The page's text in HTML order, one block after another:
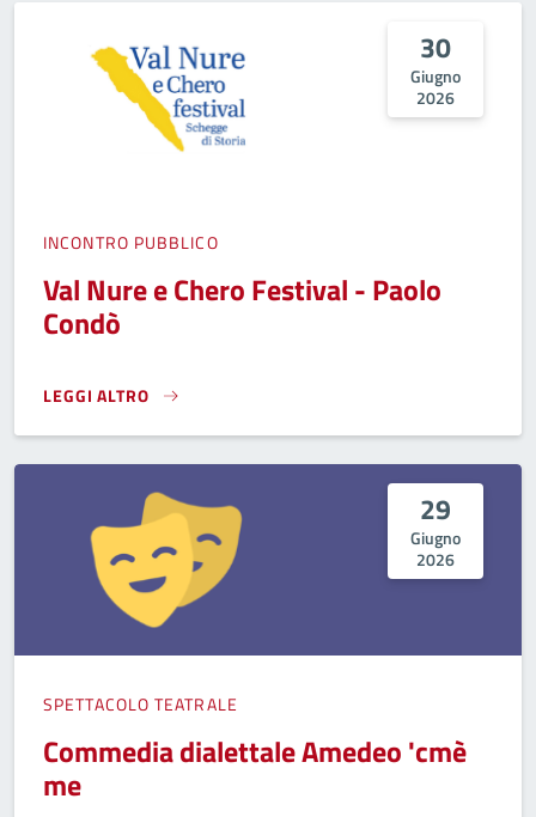
30
Giugno
2026
INCONTRO PUBBLICO
Val Nure e Chero Festival - Paolo
Condò
LEGGI ALTRO
VAL NURE E CHERO FESTIVAL - PAOLO CONDÒ}
29
Giugno
2026
SPETTACOLO TEATRALE
Commedia dialettale Amedeo 'cmè
me